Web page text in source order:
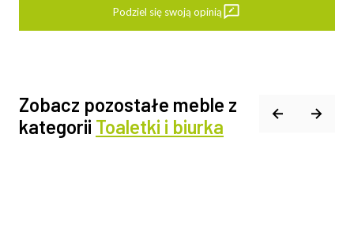
Podziel się swoją opinią
Zobacz pozostałe meble z
kategorii Toaletki i biurka